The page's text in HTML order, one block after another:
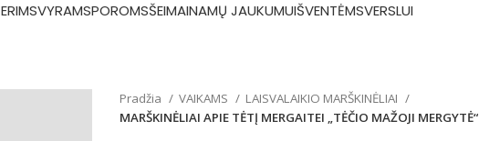
VYRAMSPOROMSŠEIMAINAMŲ JAUKUMUIŠVENTĖMSVERSLUI
Pradžia VAIKAMS
LAISVALAIKIO MARŠKINĖLIAI
MARŠKINĖLIAI APIE TĖTĮ MERGAITEI „TĖČIO MAŽOJI MERGYTĖ“